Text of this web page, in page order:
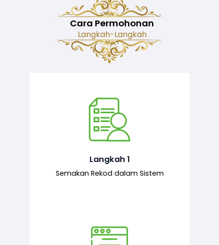
Cara Permohonan
Langkah-Langkah
Langkah 1
Semakan Rekod dalam Sistem
Semakan ke atas sejarah permohonan
yang pernah dibuat oleh pemohon,